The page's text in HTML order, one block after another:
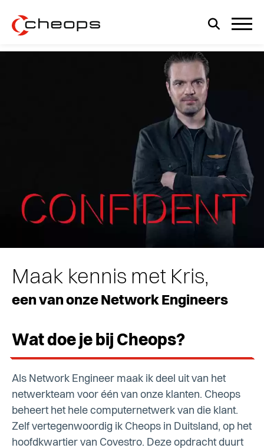
Maak kennis met Kris,
een van onze Network Engineers
Wat doe je bij Cheops?
Als Network Engineer maak ik deel uit van het
netwerkteam voor één van onze klanten. Cheops
beheert het hele computernetwerk van die klant.
Zelf vertegenwoordig ik Cheops in Duitsland, op het
hoofdkwartier van Covestro. Deze opdracht duurt